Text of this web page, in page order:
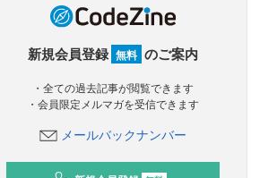
新規会員登録 無料 のご案内
・全ての過去記事が閲覧できます
・会員限定メルマガを受信できます
メールバックナンバー